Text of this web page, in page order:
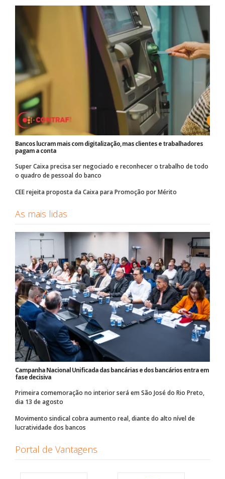
Bancos lucram mais com digitalização, mas clientes e trabalhadores
pagam a conta
Super Caixa precisa ser negociado e reconhecer o trabalho de todo
o quadro de pessoal do banco
CEE rejeita proposta da Caixa para Promoção por Mérito
As mais lidas
Campanha Nacional Unificada das bancárias e dos bancários entra em
fase decisiva
Primeira comemoração no interior será em São José do Rio Preto,
dia 13 de agosto
Movimento sindical cobra aumento real, diante do alto nível de
lucratividade dos bancos
Portal de Vantagens